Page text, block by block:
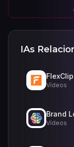
IAs
FlexClip
Vídeos
Brand
Vídeos